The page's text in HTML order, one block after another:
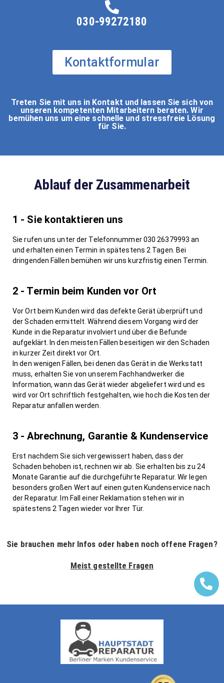
030-99272180
Kontaktformular
Treten Sie mit uns in Kontakt und lassen Sie sich von
unseren kompetenten Mitarbeitern beraten. Wir
bemühen uns um eine schnelle und stressfreie Lösung
für Sie.
Ablauf der Zusammenarbeit
1 - Sie kontaktieren uns
Sie rufen uns unter der Telefonnummer 030 26379993 an
und erhalten einen Termin in spätestens 2 Tagen. Bei
dringenden Fällen bemühen wir uns kurzfristig einen Termin.
2 - Termin beim Kunden vor Ort
Vor Ort beim Kunden wird das defekte Gerät überprüft und
der Schaden ermittelt. Während diesem Vorgang wird der
Kunde in die Reparatur involviert und über die Befunde
aufgeklärt. In den meisten Fällen beseitigen wir den Schaden
in kurzer Zeit direkt vor Ort.
In den wenigen Fällen, bei denen das Gerät in die Werkstatt
muss, erhalten Sie von unserem Fachhandwerker die
Information, wann das Gerät wieder abgeliefert wird und es
wird vor Ort schriftlich festgehalten, wie hoch die Kosten der
Reparatur anfallen werden.
3 - Abrechnung, Garantie & Kundenservice
Erst nachdem Sie sich vergewissert haben, dass der
Schaden behoben ist, rechnen wir ab. Sie erhalten bis zu 24
Monate Garantie auf die durchgeführte Reparatur. Wir legen
besonders großen Wert auf einen guten Kundenservice nach
der Reparatur. Im Fall einer Reklamation stehen wir in
spätestens 2 Tagen wieder vor Ihrer Tür.
Sie brauchen mehr Infos oder haben noch offene Fragen?
Meist gestellte Fragen